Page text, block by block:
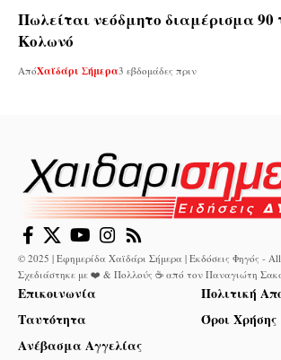
Πωλείται νεόδμητο διαμέρισμα 90
Κολωνό
ΑπόΧαϊδάρι Σήμερα3 εβδομάδες πριν
© 2025 | Εφημερίδα Χαϊδάρι Σήμερα | Εκδόσεις Φηγός - All
Σχεδιάστηκε με ❤️ & Πολλούς ☕ από τον Παναγιώτη
Επικοινωνία
Ταυτότητα
Ανέβασμα Αγγελίας
Πολιτική
Όροι Χρήσης